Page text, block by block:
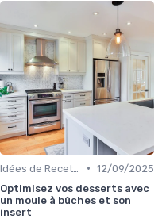
• 12/09/2025
Optimisez vos desserts avec
un moule à bûches et son
insert